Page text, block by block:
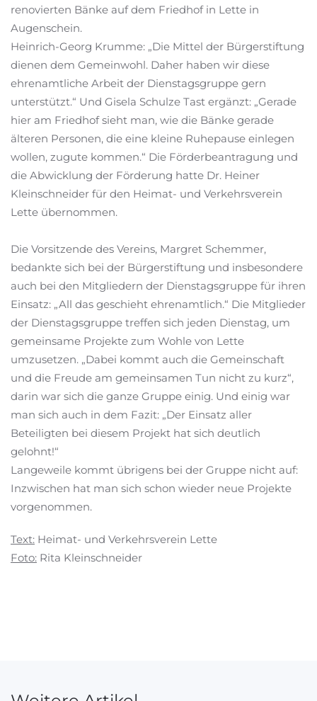
renovierten Bänke auf dem Friedhof in Lette in
Augenschein.
Heinrich-Georg Krumme: „Die Mittel der Bürgerstiftung
dienen dem Gemeinwohl. Daher haben wir diese
ehrenamtliche Arbeit der Dienstagsgruppe gern
unterstützt.“ Und Gisela Schulze Tast ergänzt: „Gerade
hier am Friedhof sieht man, wie die Bänke gerade
älteren Personen, die eine kleine Ruhepause einlegen
wollen, zugute kommen.“ Die Förderbeantragung und
die Abwicklung der Förderung hatte Dr. Heiner
Kleinschneider für den Heimat- und Verkehrsverein
Lette übernommen.
Die Vorsitzende des Vereins, Margret Schemmer,
bedankte sich bei der Bürgerstiftung und insbesondere
auch bei den Mitgliedern der Dienstagsgruppe für ihren
Einsatz: „All das geschieht ehrenamtlich.“ Die Mitglieder
der Dienstagsgruppe treffen sich jeden Dienstag, um
gemeinsame Projekte zum Wohle von Lette
umzusetzen. „Dabei kommt auch die Gemeinschaft
und die Freude am gemeinsamen Tun nicht zu kurz“,
darin war sich die ganze Gruppe einig. Und einig war
man sich auch in dem Fazit: „Der Einsatz aller
Beteiligten bei diesem Projekt hat sich deutlich
gelohnt!“
Langeweile kommt übrigens bei der Gruppe nicht auf:
Inzwischen hat man sich schon wieder neue Projekte
vorgenommen.
Text: Heimat- und Verkehrsverein Lette
Foto: Rita Kleinschneider